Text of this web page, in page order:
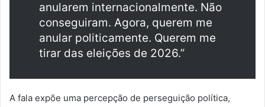
anularem internacionalmente. Não
conseguiram. Agora, querem me
anular politicamente. Querem me
tirar das eleições de 2026.”
A fala expõe uma percepção de perseguição política,